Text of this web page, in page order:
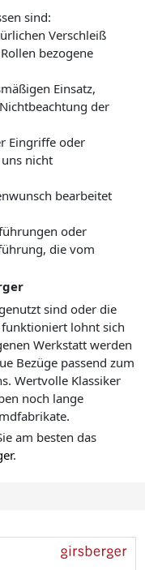
sind:
Verschleiß
bezogene
Einsatz,
der
Eingriffe oder
nicht
bearbeitet
oder
die vom
sind oder die
lohnt sich
Werkstatt werden
Bezüge passend zum
Wertvolle Klassiker
noch lange
am besten das
.